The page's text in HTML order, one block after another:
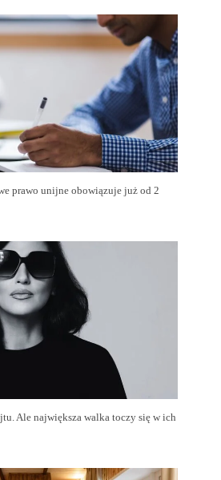
prawo unijne obowiązuje już od 2
Ale największa walka toczy się w ich